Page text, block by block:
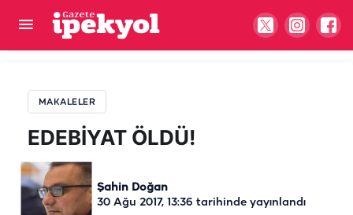
MAKALELER
EDEBİYAT ÖLDÜ!
Şahin Doğan
30 Ağu 2017, 13:36 tarihinde yayınlandı
EDEBİYAT ÖLDÜ!